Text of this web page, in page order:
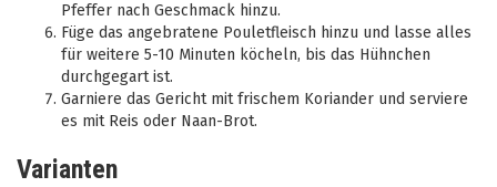
Pfeffer nach Geschmack hinzu.
Füge das angebratene Pouletfleisch hinzu und lasse alles
für weitere 5-10 Minuten köcheln, bis das Hühnchen
durchgegart ist.
Garniere das Gericht mit frischem Koriander und serviere
es mit Reis oder Naan-Brot.
Varianten